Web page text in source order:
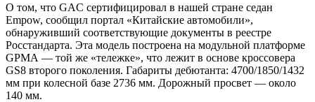
О том, что GAC сертифицировал в нашей стране седан
Empow, сообщил портал «Китайские автомобили»,
обнаруживший соответствующие документы в реестре
Росстандарта. Эта модель построена на модульной платформе
GPMA — той же «тележке», что лежит в основе кроссовера
GS8 второго поколения. Габариты дебютанта: 4700/1850/1432
мм при колесной базе 2736 мм. Дорожный просвет — около
140 мм.